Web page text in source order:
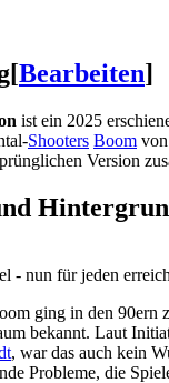
[Bearbeiten]
ist ein 2025
Shooters Boom
Version
- nun für jeden
ging in den 90ern
bekannt. Laut
, war das auch kein
Probleme, die